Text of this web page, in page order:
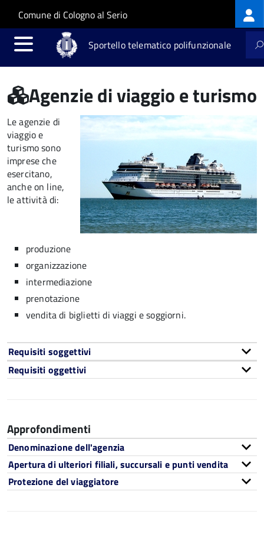
Salta al contenuto principale
Skip to site navigation
Comune di Cologno al Serio
Sportello telematico polifunzionale
Agenzie di viaggio e turismo
Le agenzie di
viaggio e
turismo sono
imprese che
esercitano,
anche on line,
le attività di:
produzione
organizzazione
intermediazione
prenotazione
vendita di biglietti di viaggi e soggiorni.
Requisiti soggettivi
Requisiti oggettivi
Approfondimenti
Denominazione dell'agenzia
Apertura di ulteriori filiali, succursali e punti vendita
Protezione del viaggiatore